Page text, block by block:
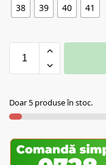
38
39 40 41
Doar 5 produse în stoc.